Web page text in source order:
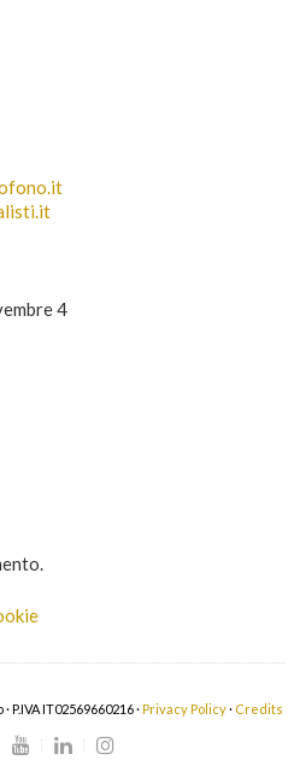
4
IT02569660216 ·Privacy Policy· Credits